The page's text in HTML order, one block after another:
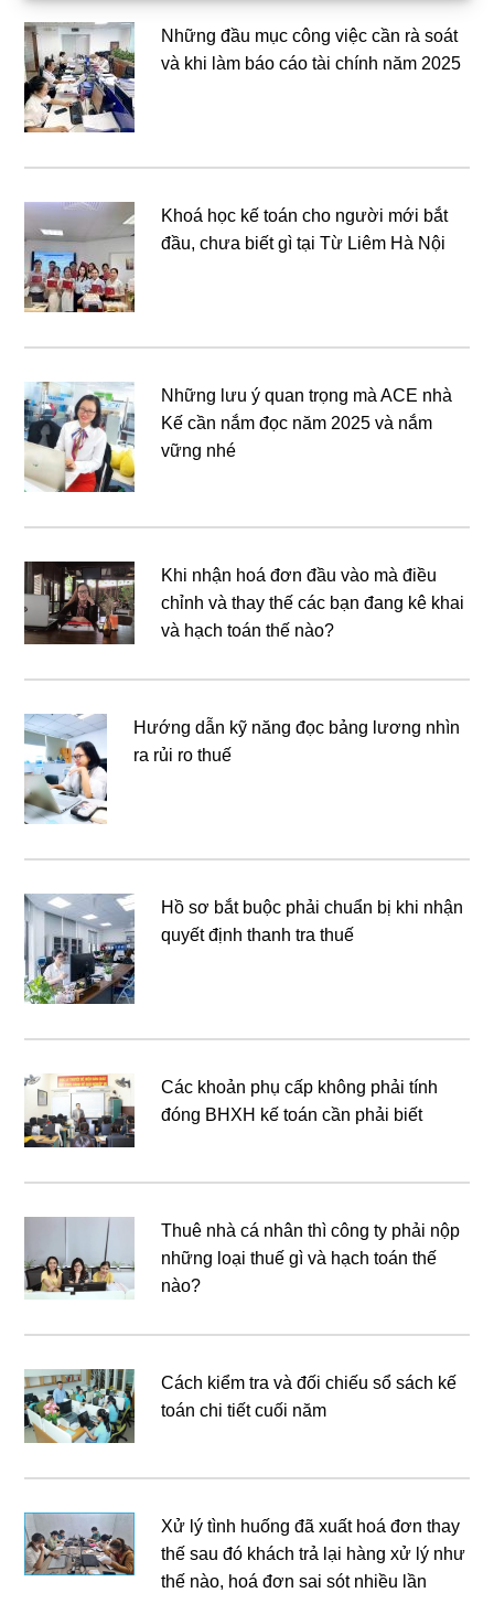
Những đầu mục công việc cần rà soát
và khi làm báo cáo tài chính năm 2025
Khoá học kế toán cho người mới bắt
đầu, chưa biết gì tại Từ Liêm Hà Nội
Những lưu ý quan trọng mà ACE nhà
Kế cần nắm đọc năm 2025 và nắm
vững nhé
Khi nhận hoá đơn đầu vào mà điều
chỉnh và thay thế các bạn đang kê khai
và hạch toán thế nào?
Hướng dẫn kỹ năng đọc bảng lương nhìn
ra rủi ro thuế
Hồ sơ bắt buộc phải chuẩn bị khi nhận
quyết định thanh tra thuế
Các khoản phụ cấp không phải tính
đóng BHXH kế toán cần phải biết
Thuê nhà cá nhân thì công ty phải nộp
những loại thuế gì và hạch toán thế
nào?
Cách kiểm tra và đối chiếu sổ sách kế
toán chi tiết cuối năm
Xử lý tình huống đã xuất hoá đơn thay
thế sau đó khách trả lại hàng xử lý như
thế nào, hoá đơn sai sót nhiều lần